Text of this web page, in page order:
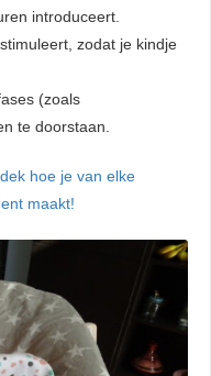
introduceert.
zodat je kindje
(zoals
te doorstaan.
hoe je van elke
maakt!